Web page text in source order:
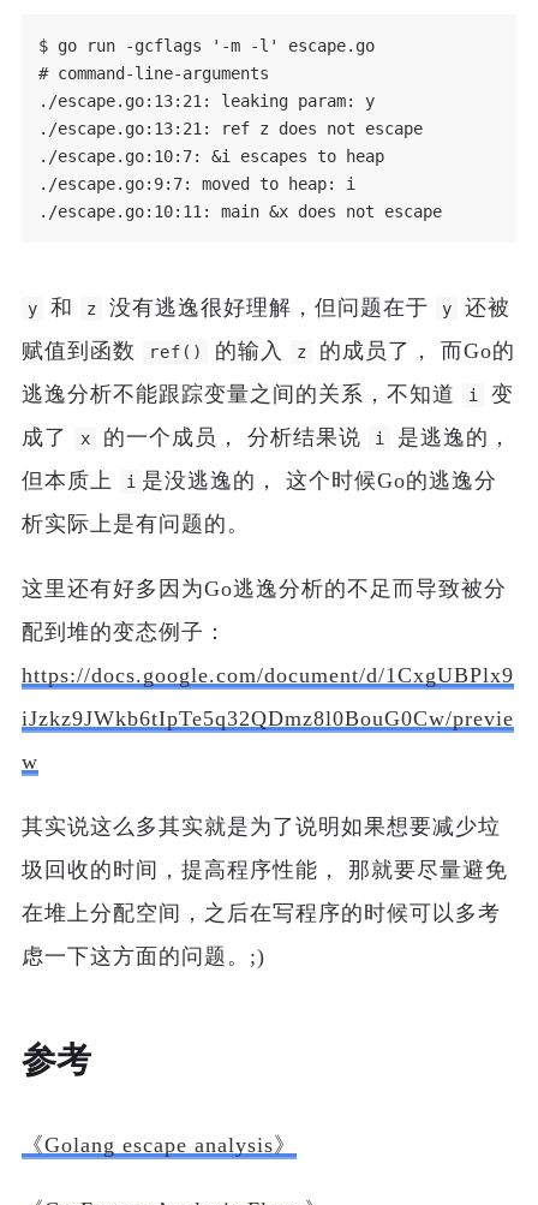
$ go run -gcflags '-m -l' escape.go
# command-line-arguments
./escape.go:13:21: leaking param: y
./escape.go:13:21: ref z does not escape
./escape.go:10:7: &i escapes to heap
./escape.go:9:7: moved to heap: i
y 和 z 没有逃逸很好理解，但问题在于 y
还被
赋值到函数
ref() 的输入 z
的成员了， 而Go的
逃逸分析不能跟踪变量之间的关系，不知道
i
变
成了
x 的一个成员， 分析结果说 i
是逃逸的，
但本质上
i 是没逃逸的， 这个时候Go的逃逸分
析实际上是有问题的。
这里还有好多因为Go逃逸分析的不足而导致被分
配到堆的变态例子：
https://docs.google.com/document/d/1CxgUBPlx9
iJzkz9JWkb6tIpTe5q32QDmz8l0BouG0Cw/previe
w
其实说这么多其实就是为了说明如果想要减少垃
圾回收的时间，提高程序性能， 那就要尽量避免
在堆上分配空间，之后在写程序的时候可以多考
虑一下这方面的问题。;)
参考
《Golang escape analysis》